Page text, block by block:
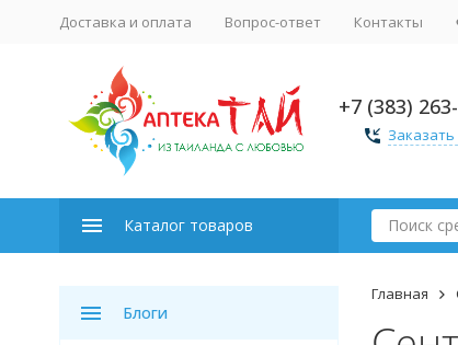
Доставка и оплата Вопрос-ответ Контакты
+7 (383)
Каталог товаров
Главная
Блоги